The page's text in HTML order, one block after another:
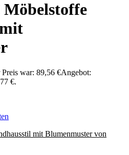
Möbelstoffe
war: 89,56 €Angebot:
€.
mit Blumenmuster von